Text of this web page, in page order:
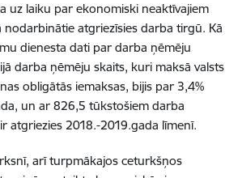
uz laiku par ekonomiski neaktīvajiem
nodarbinātie atgriezīsies darba tirgū. Kā
dienesta dati par darba ņēmēju
darba ņēmēju skaits, kuri maksā valsts
obligātās iemaksas, bijis par 3,4%
un ar 826,5 tūkstošiem darba
atgriezies 2018.-2019.gada līmenī.
arī turpmākajos ceturkšņos